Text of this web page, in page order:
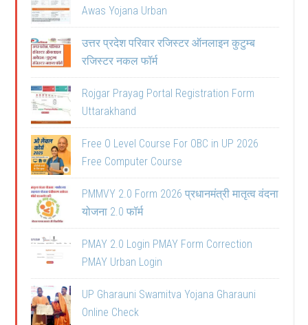
Awas Yojana Urban
उत्तर प्रदेश परिवार रजिस्टर ऑनलाइन कुटुम्ब
रजिस्टर नकल फॉर्म
Rojgar Prayag Portal Registration Form
Uttarakhand
Free O Level Course For OBC in UP 2026
Free Computer Course
PMMVY 2.0 Form 2026 प्रधानमंत्री मातृत्व वंदना
योजना 2.0 फॉर्म
PMAY 2.0 Login PMAY Form Correction
PMAY Urban Login
UP Gharauni Swamitva Yojana Gharauni
Online Check